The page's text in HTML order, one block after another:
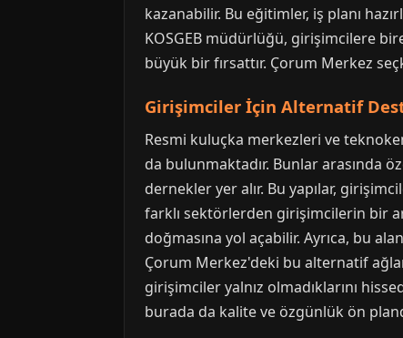
kazanabilir. Bu eğitimler, iş planı
KOSGEB müdürlüğü, girişimcilere
büyük bir fırsattır. Çorum Merkez
Girişimciler İçin Alternatif
Resmi kuluçka merkezleri ve
da bulunmaktadır. Bunlar arasında
dernekler yer alır. Bu yapılar,
farklı sektörlerden girişimcilerin bir
doğmasına yol açabilir. Ayrıca, bu
Çorum Merkez'deki bu alternatif
girişimciler yalnız olmadıklarını
burada da kalite ve özgünlük ön